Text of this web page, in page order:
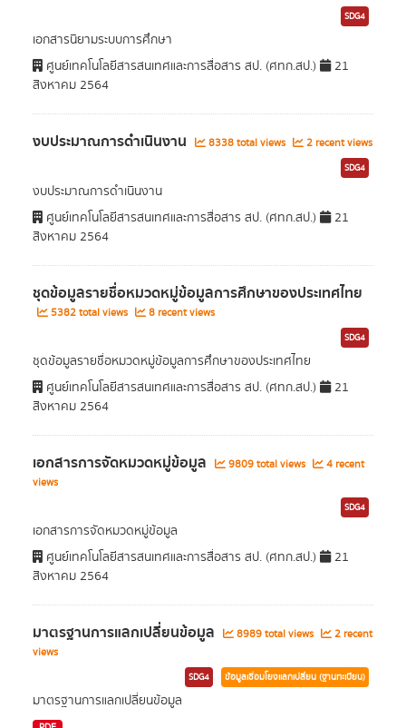
SDG4
เอกสารนิยามระบบการศึกษา
ศูนย์เทคโนโลยีสารสนเทศและการสื่อสาร สป. (ศทก.สป.)
21
สิงหาคม 2564
งบประมาณการดำเนินงาน 8338 total views 2 recent views
SDG4
งบประมาณการดำเนินงาน
ศูนย์เทคโนโลยีสารสนเทศและการสื่อสาร สป. (ศทก.สป.)
21
สิงหาคม 2564
ชุดข้อมูลรายชื่อหมวดหมู่ข้อมูลการศึกษาของประเทศไทย
5382 total views 8 recent views
SDG4
ชุดข้อมูลรายชื่อหมวดหมู่ข้อมูลการศึกษาของประเทศไทย
ศูนย์เทคโนโลยีสารสนเทศและการสื่อสาร สป. (ศทก.สป.)
21
สิงหาคม 2564
เอกสารการจัดหมวดหมู่ข้อมูล 9809 total views
4 recent
views
SDG4
เอกสารการจัดหมวดหมู่ข้อมูล
ศูนย์เทคโนโลยีสารสนเทศและการสื่อสาร สป. (ศทก.สป.)
21
สิงหาคม 2564
มาตรฐานการแลกเปลี่ยนข้อมูล 8989 total views
2 recent
views
SDG4 ข้อมูลเชื่อมโยงแลกเปลี่ยน (ฐานทะเบียน)
มาตรฐานการแลกเปลี่ยนข้อมูล